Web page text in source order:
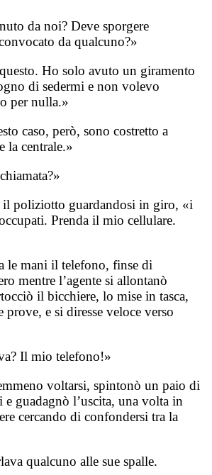
da noi? Deve sporgere
da qualcuno?»
Ho solo avuto un giramento
di sedermi e non volevo
per nulla.»
caso, però, sono costretto a
la centrale.»
poliziotto guardandosi in giro, «i
Prenda il mio cellulare.
le mani il telefono, finse di
mentre l’agente si allontanò
il bicchiere, lo mise in tasca,
prove, e si diresse veloce verso
Il mio telefono!»
voltarsi, spintonò un paio di
e guadagnò l’uscita, una volta in
cercando di confondersi tra la
qualcuno alle sue spalle.